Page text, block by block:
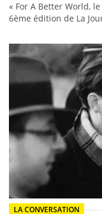
« For A Better World,
6ème édition de La
LA CONVERSATION